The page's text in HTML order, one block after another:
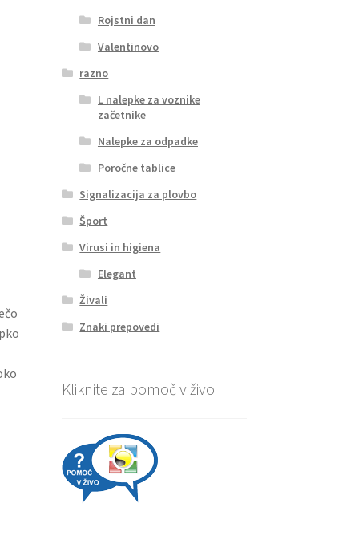
Rojstni dan
Valentinovo
razno
L nalepke za voznike
začetnike
Nalepke za odpadke
Poročne tablice
Signalizacija za plovbo
Šport
Virusi in higiena
Elegant
Živali
Znaki prepovedi
Kliknite za pomoč v živo